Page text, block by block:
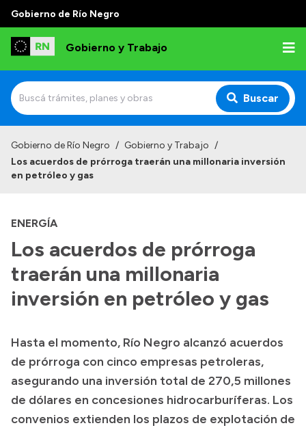
Gobierno de Río Negro
Gobierno y Trabajo
Buscar
Institucional
Autoridades, Áreas y Organismos
Delegaciones
Normativa
Presupuesto
Boletín Oficial
Compras y licitaciones
Consulta de expedientes
Gobierno de Río Negro / Gobierno y Trabajo /
Los acuerdos de prórroga traerán una millonaria inversión
en petróleo y gas
ENERGÍA
Los acuerdos de prórroga
traerán una millonaria
inversión en petróleo y gas
Hasta el momento, Río Negro alcanzó acuerdos
de prórroga con cinco empresas petroleras,
asegurando una inversión total de 270,5 millones
de dólares en concesiones hidrocarburíferas. Los
convenios extienden los plazos de explotación de